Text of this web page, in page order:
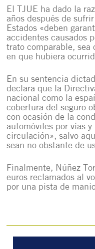
El TJUE ha dado la
años después de
Estados «deben
accidentes causados
trato comparable,
en que hubiera
En su sentencia
declara que la
nacional como la
cobertura del seguro
con ocasión de la
automóviles por vías
circulación», salvo
sean no obstante de
Finalmente, Núñez
euros reclamados al
por una pista de